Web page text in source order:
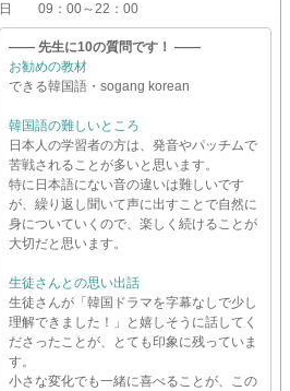
日
09：00～22：00
―― 先生に10の質問です！ ――
お勧めの教材
できる韓国語・sogang korean
韓国語の難しいところ
日本人の学習者の方は、発音やパッチムで
苦戦されることが多いと思います。
特に日本語にない音の違いは難しいです
が、繰り返し聞いて声に出すことで自然に
身についていくので、楽しく続けることが
大切だと思います。
生徒さんとの思い出話
生徒さんが「韓国ドラマを字幕なしで少し
理解できました！」と嬉しそうに話してく
ださったことが、とても印象に残っていま
す。
小さな変化でも一緒に喜べることが、この